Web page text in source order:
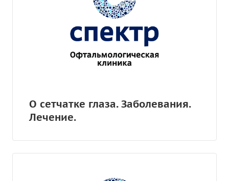
О сетчатке глаза. Заболевания.
Лечение.